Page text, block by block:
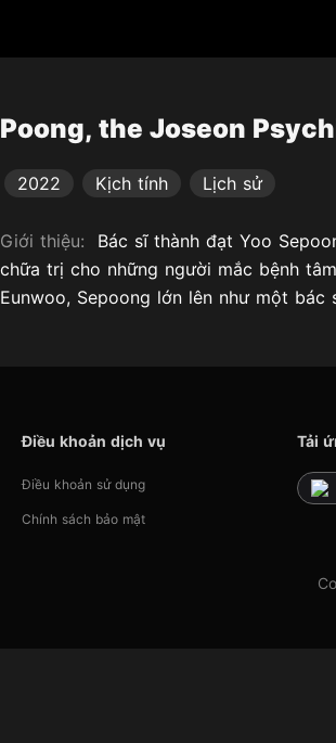
Poong, the Joseon
2022 Kịch tính Lịch sử
Giới thiệu: Bác sĩ thành đạt Yoo
chữa trị cho những người mắc bệnh
Eunwoo, Sepoong lớn lên như một bác
Điều khoản dịch vụ
Điều khoản sử dụng
Chính sách bảo mật
Tải